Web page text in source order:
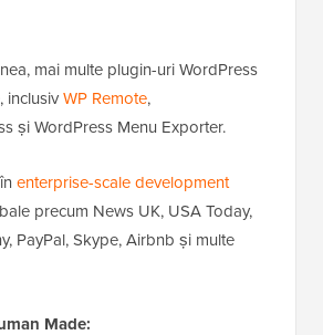
mai multe plugin-uri WordPress
inclusivWP Remote,
și WordPress Menu Exporter.
enterprise-scale development
precum News UK, USA Today,
PayPal, Skype, Airbnb și multe
Made: